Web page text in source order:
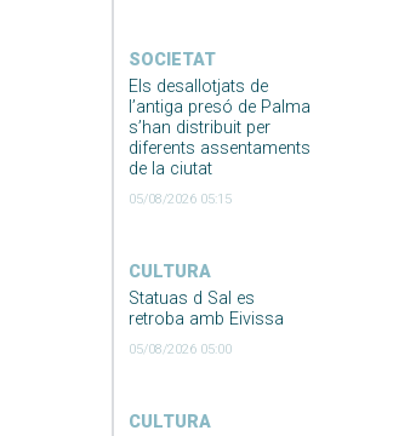
SOCIETAT
Els desallotjats de
l’antiga presó de Palma
s’han distribuit per
diferents assentaments
de la ciutat
05/08/2026 05:15
CULTURA
Statuas d Sal es
retroba amb Eivissa
05/08/2026 05:00
CULTURA